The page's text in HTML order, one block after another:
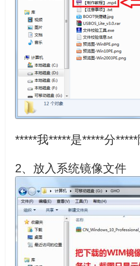
*****我*****是*****分
2、放入系统镜像文件